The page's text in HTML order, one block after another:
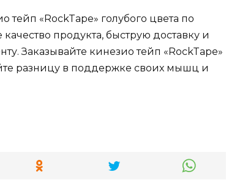
«RockTape» голубого цвета по
продукта, быструю доставку и
Заказывайте кинезио тейп «RockTape»
разницу в поддержке своих мышц и